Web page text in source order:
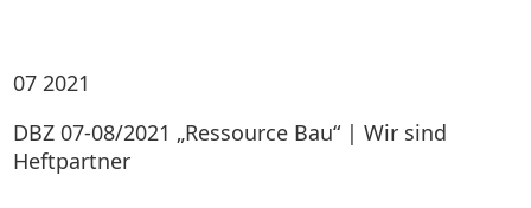
07 2021
DBZ 07-08/2021 „Ressource Bau“ | Wir sind
Heftpartner